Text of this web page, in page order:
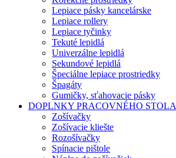
Lepiace pásky kancelárske
Lepiace rollery
Lepiace tyčinky
Tekuté lepidlá
Univerzálne lepidlá
Sekundové lepidlá
Špeciálne lepiace prostriedky
Špagáty
Gumičky, sťahovacie pásky
DOPLNKY PRACOVNÉHO STOLA
Zošívačky
Zošívacie kliešte
Rozošívačky
Spínacie pištole